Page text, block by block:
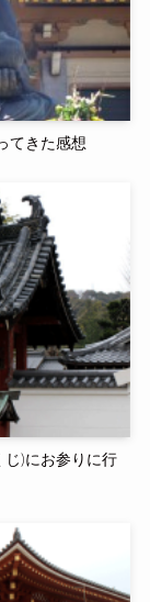
てきた感想
じ)にお参りに行